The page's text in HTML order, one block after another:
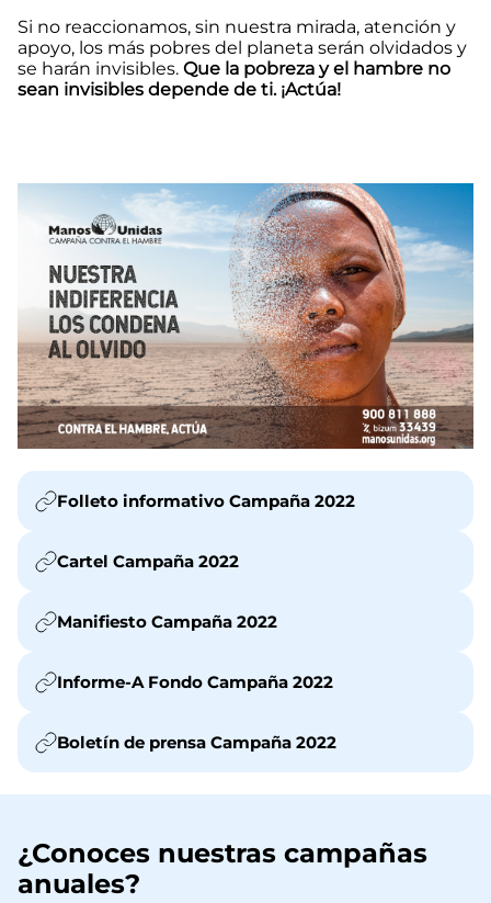
Si no reaccionamos, sin nuestra mirada, atención y
apoyo, los más pobres del planeta serán olvidados y
se harán invisibles. Que la pobreza y el hambre no
sean invisibles depende de ti. ¡Actúa!
Folleto informativo Campaña 2022
Cartel Campaña 2022
Manifiesto Campaña 2022
Informe-A Fondo Campaña 2022
Boletín de prensa Campaña 2022
¿Conoces nuestras campañas
anuales?